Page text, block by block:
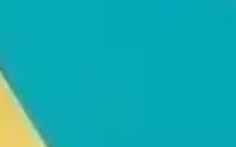
Thiết Bị Spa Hoàn Phi